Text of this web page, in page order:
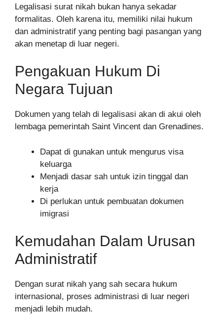
Legalisasi surat nikah bukan hanya sekadar
formalitas. Oleh karena itu, memiliki nilai hukum
dan administratif yang penting bagi pasangan yang
akan menetap di luar negeri.
Pengakuan Hukum Di
Negara Tujuan
Dokumen yang telah di legalisasi akan di akui oleh
lembaga pemerintah Saint Vincent dan Grenadines.
Dapat di gunakan untuk mengurus visa
keluarga
Menjadi dasar sah untuk izin tinggal dan
kerja
Di perlukan untuk pembuatan dokumen
imigrasi
Kemudahan Dalam Urusan
Administratif
Dengan surat nikah yang sah secara hukum
internasional, proses administrasi di luar negeri
menjadi lebih mudah.